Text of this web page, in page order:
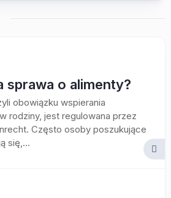
sprawa o alimenty?
obowiązku wspierania
rodziny, jest regulowana przez
Często osoby poszukujące
się,...